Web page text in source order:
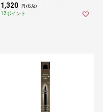
1,320 円 (税込)
12ポイント